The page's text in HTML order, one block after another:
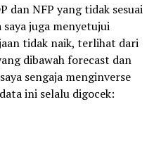
dan NFP yang tidak sesuai
juga menyetujui
tidak naik, terlihat dari
dibawah forecast dan
sengaja menginverse
ini selalu digocek: